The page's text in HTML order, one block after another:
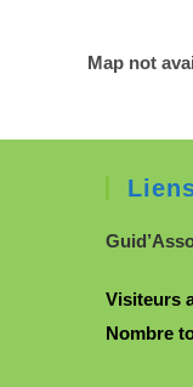
Map not
Visiteurs
Nombre